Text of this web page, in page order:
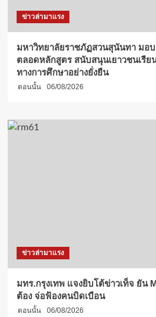
ข่าวล่ามาแรง
มหาวิทยาลัยราชภัฏสวนสุนันทา มอ
ตลอดหลักสูตร สนับสนุนเยาวชนเรีย
ทางการศึกษาอย่างยั่งยืน
ตอนนั้น 06/08/2026
ข่าวล่ามาแรง
มทร.กรุงเทพ แจงยิบโต้ข่าวเท็จ ยัน
ต้อง จ่อฟ้องคนบิดเบือน
ตอนนั้น 06/08/2026